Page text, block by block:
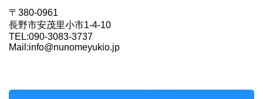
〒380-0961
長野市安茂里小市1-4-10
TEL:090-3083-3737
Mail:info@nunomeyukio.jp